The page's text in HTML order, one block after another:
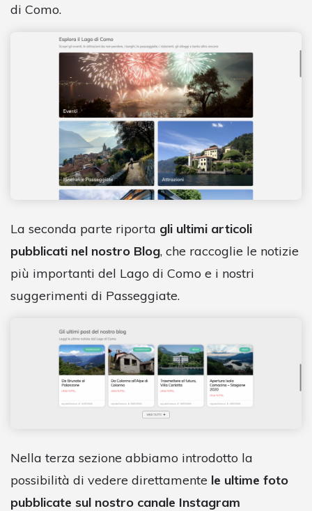
di Como.
La seconda parte riporta gli ultimi articoli
pubblicati nel nostro Blog, che raccoglie le notizie
più importanti del Lago di Como e i nostri
suggerimenti di Passeggiate.
Nella terza sezione abbiamo introdotto la
possibilità di vedere direttamente le ultime foto
pubblicate sul nostro canale Instagram